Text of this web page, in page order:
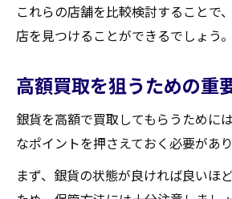
これらの店舗を比較検討することで
店を見つけることができるでしょう。
高額買取を狙うための重
銀貨を高額で買取してもらうために
なポイントを押さえておく必要があり
まず、銀貨の状態が良ければ良いほ